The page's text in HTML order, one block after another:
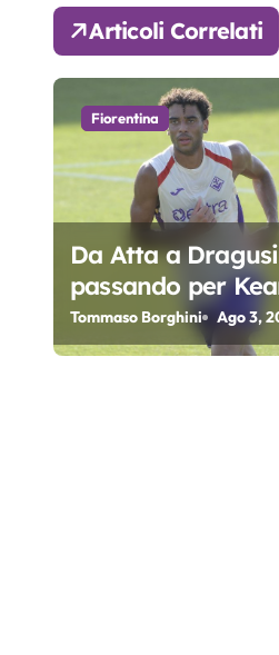
z
i
o
n
e
a
t
Articoli Correlati
Fiorentina
Da Atta a
passando per
Piccoli. A chi gli
del
Tommaso Borghini Ago 3,